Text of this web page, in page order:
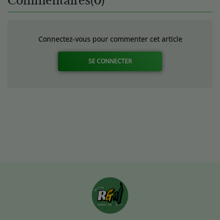
Connectez-vous pour commenter cet article
SE CONNECTER